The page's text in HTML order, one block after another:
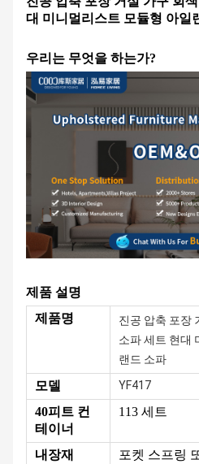
대 미니멀리스트 모듈형 아일
우리는 무엇을 하는가?
제품 설명
제품명
진공 압축 포장
소파 세트 현대
랜드 소파
모델 YF417
40피트 컨
테이너
113 세트
내장재 포켓 스프링